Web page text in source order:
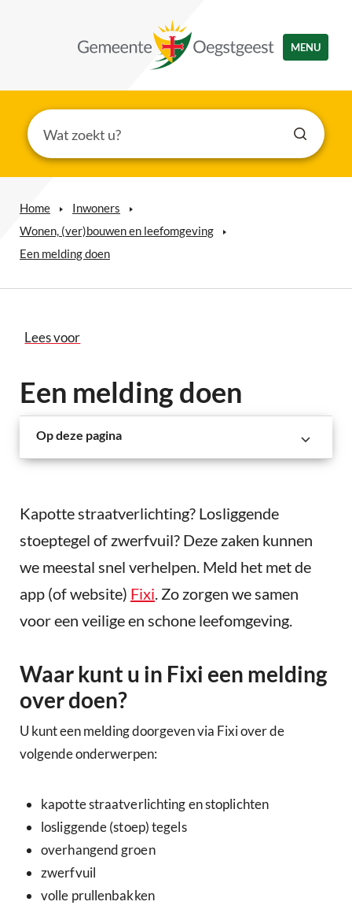
MENU
Home
Inwoners
Wonen, (ver)bouwen en leefomgeving
Een melding doen
Lees voor
Een melding doen
Op deze pagina
Kapotte straatverlichting? Losliggende
stoeptegel of zwerfvuil? Deze zaken kunnen
we meestal snel verhelpen. Meld het met de
app (of website) Fixi . Zo zorgen we samen
voor een veilige en schone leefomgeving.
Waar kunt u in Fixi een melding
over doen?
U kunt een melding doorgeven via Fixi over de
volgende onderwerpen:
kapotte straatverlichting en stoplichten
losliggende (stoep) tegels
overhangend groen
zwerfvuil
volle prullenbakken